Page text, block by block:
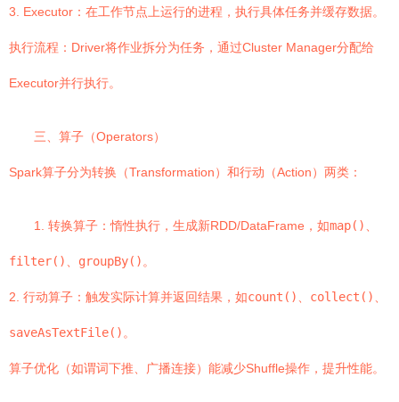
3. Executor：在工作节点上运行的进程，执行具体任务并缓存数据。
执行流程：Driver将作业拆分为任务，通过Cluster Manager分配给
Executor并行执行。
三、算子（Operators）
Spark算子分为转换（Transformation）和行动（Action）两类：
1. 转换算子：惰性执行，生成新RDD/DataFrame，如map()
filter() groupBy() 。
2. 行动算子：触发实际计算并返回结果，如count() collect()
saveAsTextFile() 。
算子优化（如谓词下推、广播连接）能减少Shuffle操作，提升性能。